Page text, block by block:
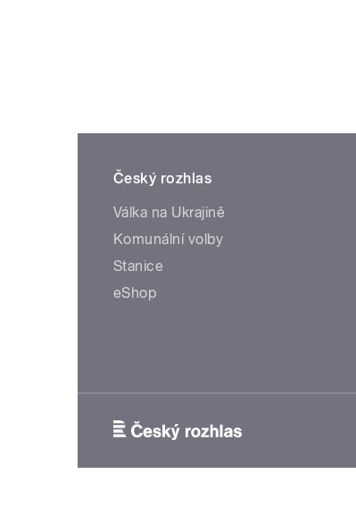
Český rozhlas
Válka na Ukrajině
Komunální volby
Stanice
eShop